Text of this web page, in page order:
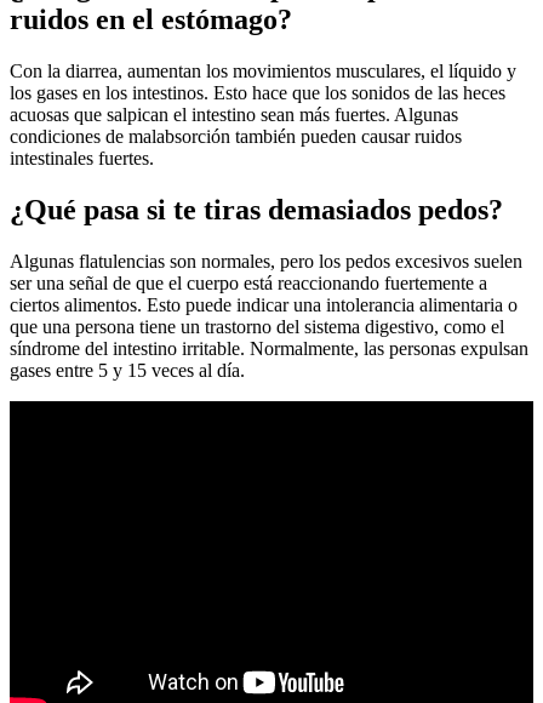
ruidos en el estómago?
Con la diarrea, aumentan los movimientos musculares, el líquido y
los gases en los intestinos. Esto hace que los sonidos de las heces
acuosas que salpican el intestino sean más fuertes. Algunas
condiciones de malabsorción también pueden causar ruidos
intestinales fuertes.
¿Qué pasa si te tiras demasiados pedos?
Algunas flatulencias son normales, pero los pedos excesivos suelen
ser una señal de que el cuerpo está reaccionando fuertemente a
ciertos alimentos. Esto puede indicar una intolerancia alimentaria o
que una persona tiene un trastorno del sistema digestivo, como el
síndrome del intestino irritable. Normalmente, las personas expulsan
gases entre 5 y 15 veces al día.